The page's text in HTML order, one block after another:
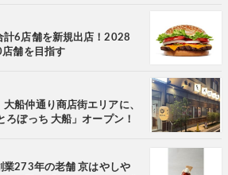
計6店舗を新規出店！2028
舗を目指す
大船仲通り商店街エリアに、
ろぼっち 大船」オープン！
業273年の老舗 京はやしや